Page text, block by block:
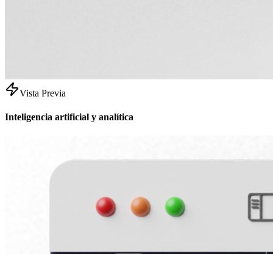
Vista Previa
Inteligencia artificial y analítica